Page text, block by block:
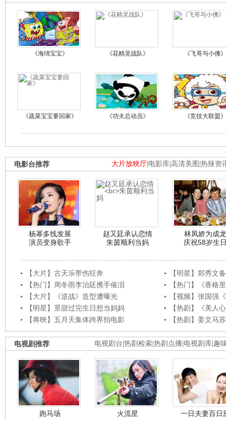
《海绵宝宝》 《花精灵战队》 《飞哥与小佛》
《蔬菜宝宝要回家》 《功夫总动员》 《竞技大联盟》
大片放映厅 电影库 高清美图 热辣资
电影台推荐
杨幂多线发展
演员变身歌手
赵又廷承认恋情
朱茵顺利当妈
林凤娇为成龙
庆祝58岁生
【大片】古天乐带伤狂奔
【明星】郑秀文
【热门】周冬雨李治廷携手催泪
【热门】《香格
【大片】《逆战》造型遭曝光
【视频】张国强
【明星】景甜过完生日想当妈妈
【热剧】《美人
【将映】五月天集体跨界拍电影
【热剧】姜文马
电视剧台 热剧检索 热剧点播 电视剧库 趣
电视剧推荐
跑马场 火流星 一日夫妻百日